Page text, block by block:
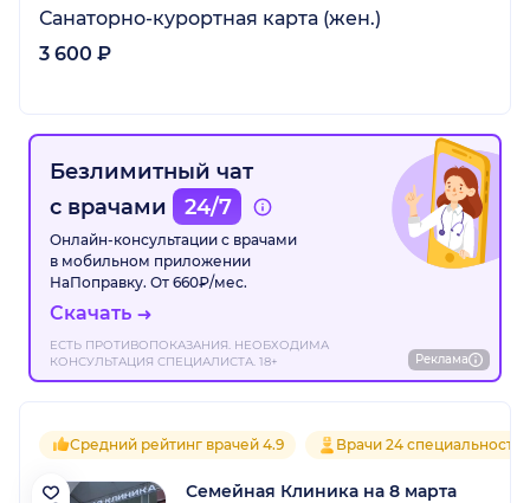
Санаторно-курортная карта (жен.)
3 600 ₽
Безлимитный чат
с врачами
24/7
Онлайн-консультации с врачами
в мобильном приложении
НаПоправку. От 660₽/мес.
Скачать
ЕСТЬ ПРОТИВОПОКАЗАНИЯ. НЕОБХОДИМА
КОНСУЛЬТАЦИЯ СПЕЦИАЛИСТА. 18+
Реклама
Средний рейтинг врачей 4.9 Врачи 24
Семейная Клиника на 8 марта